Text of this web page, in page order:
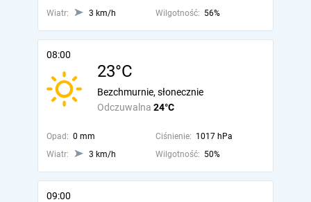
Wiatr: 3 km/h Wilgotność: 56%
08:00
23°C
Odczuwalna 24°C
Bezchmurnie, słonecznie
Opad: 0 mm Ciśnienie: 1017 hPa
Wiatr:
3 km/h Wilgotność: 50%
09:00